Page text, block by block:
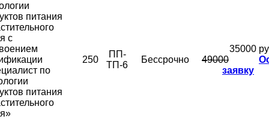
питания
с
по
питания
250
ПП-
ТП-6
Бессрочно
35000
49000
заявку